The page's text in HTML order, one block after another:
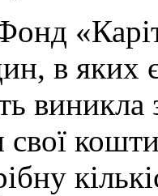
в яких
виникла